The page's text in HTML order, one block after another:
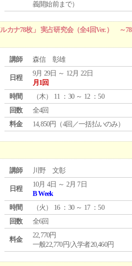
義開始前まで）
カナ78枚」 実占研究会（全4回Ver.） ～
講師 森信 彰雄
日程
9月 29日 ～ 12月 22日
月1回
時間
（木） 11 ：30 ～ 12 ：50
回数
全4回
料金
14,850円（4回／一括払いのみ）
講師 川野 文彰
日程
10月 4日 ～ 2月 7日
B Week
時間
（火 ） 16 ：30 ～ 17 ：50
回数
全6回
料金
22,770円
一般22,770円/入学者20,460円